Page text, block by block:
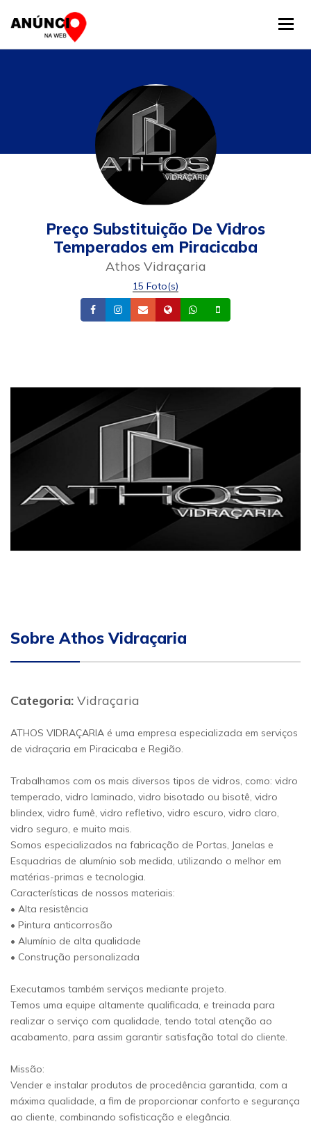
Preço Substituição De Vidros
Temperados em Piracicaba
Athos Vidraçaria
15 Foto(s)
FacebookInstagram
Email Site Whatsapp
Sobre Athos Vidraçaria
Categoria: Vidraçaria
ATHOS VIDRAÇARIA é uma empresa especializada em serviços
de vidraçaria em Piracicaba e Região.
Trabalhamos com os mais diversos tipos de vidros, como: vidro
temperado, vidro laminado, vidro bisotado ou bisotê, vidro
blindex, vidro fumê, vidro refletivo, vidro escuro, vidro claro,
vidro seguro, e muito mais.
Somos especializados na fabricação de Portas, Janelas e
Esquadrias de alumínio sob medida, utilizando o melhor em
matérias-primas e tecnologia.
Características de nossos materiais:
• Alta resistência
• Pintura anticorrosão
• Alumínio de alta qualidade
• Construção personalizada
Executamos também serviços mediante projeto.
Temos uma equipe altamente qualificada, e treinada para
realizar o serviço com qualidade, tendo total atenção ao
acabamento, para assim garantir satisfação total do cliente.
Missão:
Vender e instalar produtos de procedência garantida, com a
máxima qualidade, a fim de proporcionar conforto e segurança
ao cliente, combinando sofisticação e elegância.